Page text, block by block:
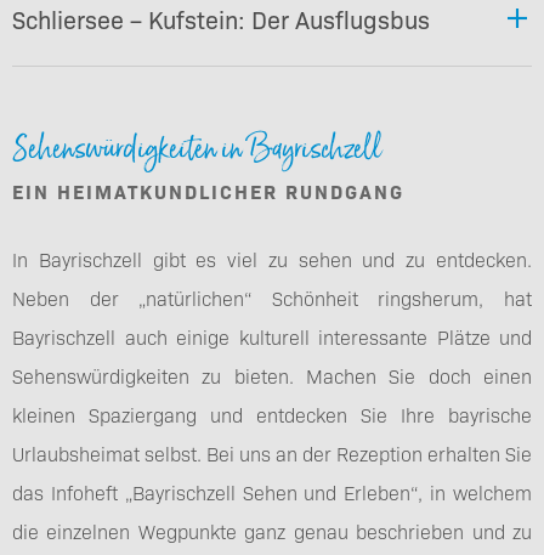
Schliersee – Kufstein: Der Ausflugsbus
Sehenswürdigkeiten in Bayrischzell
EIN HEIMATKUNDLICHER RUNDGANG
In Bayrischzell gibt es viel zu sehen und zu entdecken.
Neben der „natürlichen“ Schönheit ringsherum, hat
Bayrischzell auch einige kulturell interessante Plätze und
Sehenswürdigkeiten zu bieten. Machen Sie doch einen
kleinen Spaziergang und entdecken Sie Ihre bayrische
Urlaubsheimat selbst. Bei uns an der Rezeption erhalten Sie
das Infoheft „Bayrischzell Sehen und Erleben“, in welchem
die einzelnen Wegpunkte ganz genau beschrieben und zu